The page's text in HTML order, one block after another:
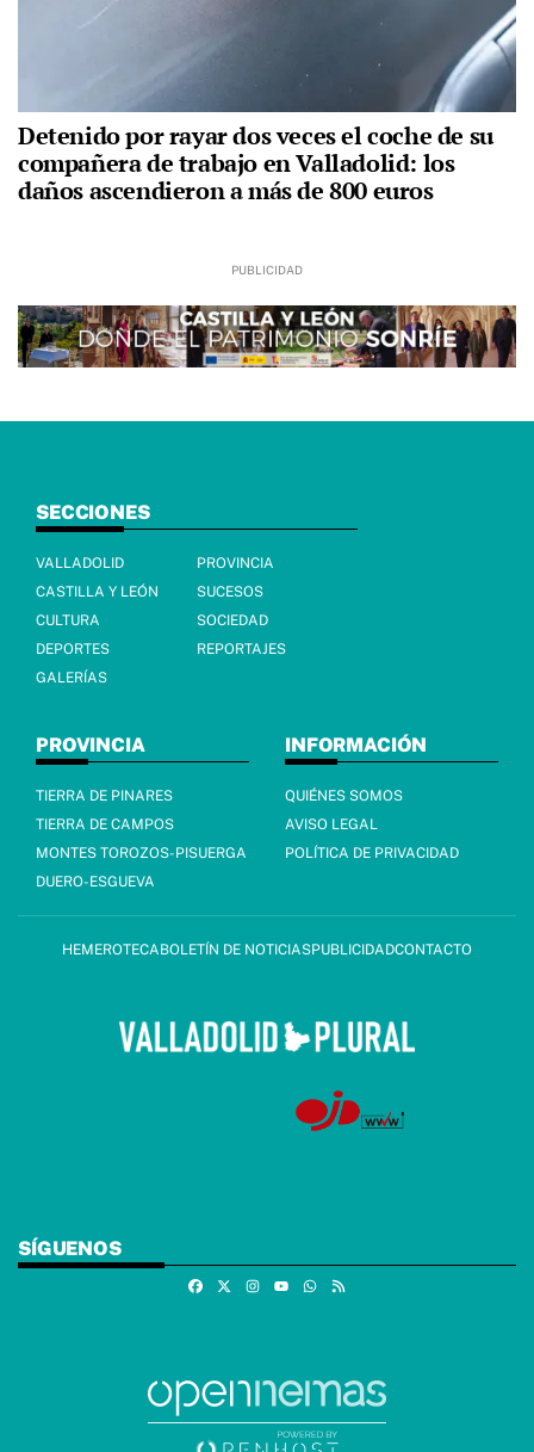
Detenido por rayar dos veces el coche de su
compañera de trabajo en Valladolid: los
daños ascendieron a más de 800 euros
SECCIONES
VALLADOLID
PROVINCIA
CASTILLA Y LEÓN
SUCESOS
CULTURA
SOCIEDAD
DEPORTES
REPORTAJES
GALERÍAS
PROVINCIA
TIERRA DE PINARES
TIERRA DE CAMPOS
MONTES TOROZOS-PISUERGA
DUERO-ESGUEVA
INFORMACIÓN
QUIÉNES SOMOS
AVISO LEGAL
POLÍTICA DE PRIVACIDAD
HEMEROTECABOLETÍN DE NOTICIASPUBLICIDADCONTACTO
SÍGUENOS
FacebookInstagramWhatsapp